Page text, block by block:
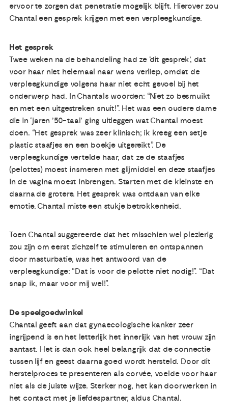
ervoor te zorgen dat penetratie mogelijk blijft. Hierover zou
Chantal een gesprek krijgen met een verpleegkundige.
Het gesprek
Twee weken na de behandeling had ze ‘dit gesprek’, dat
voor haar niet helemaal naar wens verliep, omdat de
verpleegkundige volgens haar niet echt gevoel bij het
onderwerp had. In Chantals woorden: “Niet zo besmuikt
en met een uitgestreken snuit!”. Het was een oudere dame
die in ‘jaren ’50-taal’ ging uitleggen wat Chantal moest
doen. “Het gesprek was zeer klinisch; ik kreeg een setje
plastic staafjes en een boekje uitgereikt”. De
verpleegkundige vertelde haar, dat ze de staafjes
(pelottes) moest insmeren met glijmiddel en deze staafjes
in de vagina moest inbrengen. Starten met de kleinste en
daarna de grotere. Het gesprek was ontdaan van elke
emotie. Chantal miste een stukje betrokkenheid.
Toen Chantal suggereerde dat het misschien wel plezierig
zou zijn om eerst zichzelf te stimuleren en ontspannen
door masturbatie, was het antwoord van de
verpleegkundige: “Dat is voor de pelotte niet nodig!”. “Dat
snap ik, maar voor mij wel!”.
De speelgoedwinkel
Chantal geeft aan dat gynaecologische kanker zeer
ingrijpend is en het letterlijk het innerlijk van het vrouw zijn
aantast. Het is dan ook heel belangrijk dat de connectie
tussen lijf en geest daarna goed wordt hersteld. Door dit
herstelproces te presenteren als corvée, voelde voor haar
niet als de juiste wijze. Sterker nog, het kan doorwerken in
het contact met je liefdespartner, aldus Chantal.